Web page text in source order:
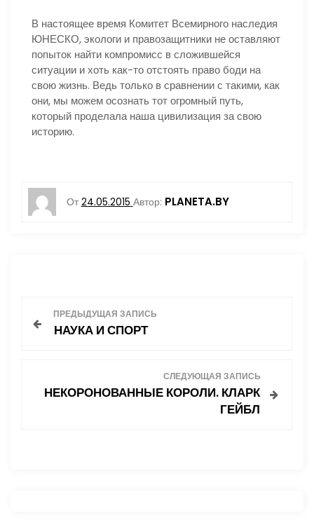
В настоящее время Комитет Всемирного наследия
ЮНЕСКО, экологи и правозащитники не оставляют
попыток найти компромисс в сложившейся
ситуации и хоть как-то отстоять право боди на
свою жизнь. Ведь только в сравнении с такими, как
они, мы можем осознать тот огромный путь,
который проделала наша цивилизация за свою
историю.
От 24.05.2015 Автор: PLANETA.BY
ПРЕДЫДУЩАЯ ЗАПИСЬ
НАУКА И СПОРТ
СЛЕДУЮЩАЯ ЗАПИСЬ
НЕКОРОНОВАННЫЕ КОРОЛИ. КЛАРК
ГЕЙБЛ